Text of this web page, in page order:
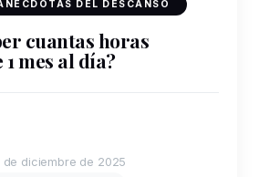
DEL DESCANSO
cuantas horas
mes al día?
de diciembre de 2025